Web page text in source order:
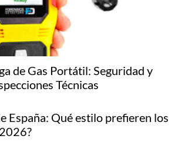
de Gas Portátil: Seguridad y
Técnicas
España: Qué estilo prefieren los